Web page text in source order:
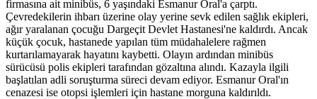
firmasına ait minibüs, 6 yaşındaki Esmanur Oral'a çarptı.
Çevredekilerin ihbarı üzerine olay yerine sevk edilen sağlık ekipleri,
ağır yaralanan çocuğu Dargeçit Devlet Hastanesi'ne kaldırdı. Ancak
küçük çocuk, hastanede yapılan tüm müdahalelere rağmen
kurtarılamayarak hayatını kaybetti. Olayın ardından minibüs
sürücüsü polis ekipleri tarafından gözaltına alındı. Kazayla ilgili
başlatılan adli soruşturma süreci devam ediyor. Esmanur Oral'ın
cenazesi ise otopsi işlemleri için hastane morguna kaldırıldı.